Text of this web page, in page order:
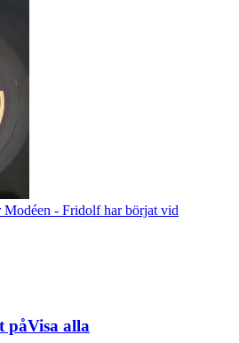
- Fridolf har börjat vid
påVisa alla